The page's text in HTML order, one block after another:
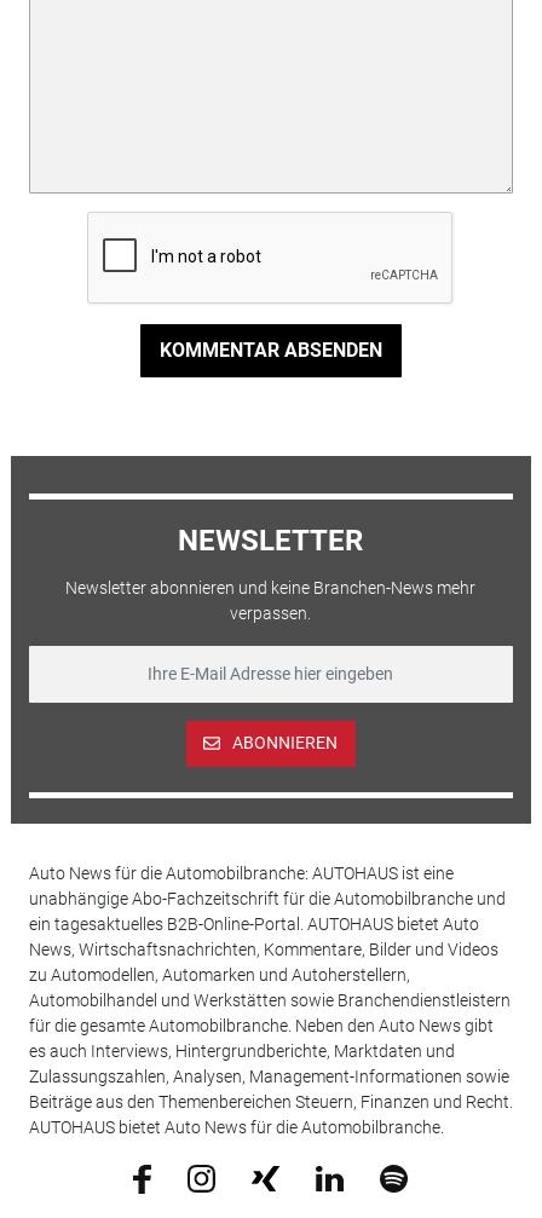
KOMMENTAR ABSENDEN
NEWSLETTER
Newsletter abonnieren und keine Branchen-News mehr
verpassen.
ABONNIEREN
Auto News für die Automobilbranche: AUTOHAUS ist eine
unabhängige Abo-Fachzeitschrift für die Automobilbranche und
ein tagesaktuelles B2B-Online-Portal. AUTOHAUS bietet Auto
News, Wirtschaftsnachrichten, Kommentare, Bilder und Videos
zu Automodellen, Automarken und Autoherstellern,
Automobilhandel und Werkstätten sowie Branchendienstleistern
für die gesamte Automobilbranche. Neben den Auto News gibt
es auch Interviews, Hintergrundberichte, Marktdaten und
Zulassungszahlen, Analysen, Management-Informationen sowie
Beiträge aus den Themenbereichen Steuern, Finanzen und Recht.
AUTOHAUS bietet Auto News für die Automobilbranche.